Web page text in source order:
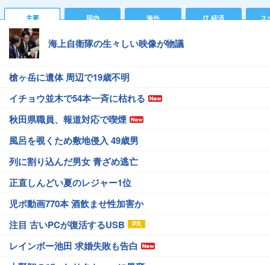
主要 国内 海外 IT 経済 ス
海上自衛隊の生々しい映像が物議
槍ヶ岳に遺体 周辺で19歳不明
イチョウ並木で54本一斉に枯れる
秋田県職員、報道対応で喫煙
風呂を覗くため敷地侵入 49歳男
列に割り込んだ男女 青ざめ逃亡
正直しんどい夏のレジャー1位
児ポ動画770本 酒飲ませ性加害か
注目 古いPCが復活するUSB
レインボー池田 求婚失敗も告白